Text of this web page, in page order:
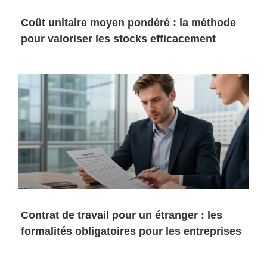
Coût unitaire moyen pondéré : la méthode
pour valoriser les stocks efficacement
Contrat de travail pour un étranger : les
formalités obligatoires pour les entreprises